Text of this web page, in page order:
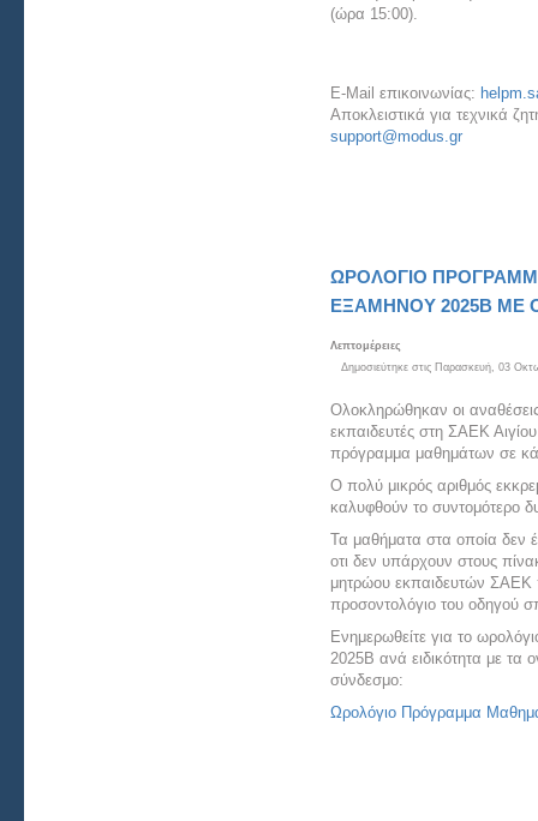
(ώρα 15:00).
E-Mail επικοινωνίας:
Aποκλειστικά για τεχνικά
support@modus.gr
ΩΡΟΛΟΓΙΟ
ΕΞΑΜΗΝΟΥ 2025Β ΜΕ
Λεπτομέρειες
Δημοσιεύτηκε στις Παρασκευή, 03
Ολοκληρώθηκαν οι
εκπαιδευτές στη ΣΑΕΚ
πρόγραμμα μαθημάτων σε
Ο πολύ μικρός αριθμός
καλυφθούν το συντομότερο
Τα μαθήματα στα οποία δεν
οτι δεν υπάρχουν στους
μητρώου εκπαιδευτών ΣΑΕΚ
προσοντολόγιο του οδηγού
Ενημερωθείτε για το
2025Β ανά ειδικότητα με
σύνδεσμο:
Ωρολόγιο Πρόγραμμα